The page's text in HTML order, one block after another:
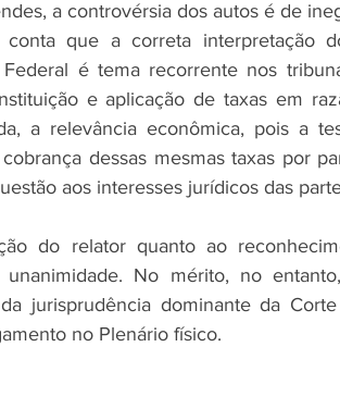
a controvérsia dos autos é de
conta que a correta interpretação
Federal é tema recorrente nos
e aplicação de taxas em
a relevância econômica, pois a
dessas mesmas taxas por
aos interesses jurídicos das
do relator quanto ao
unanimidade. No mérito, no
jurisprudência dominante da
julgamento no